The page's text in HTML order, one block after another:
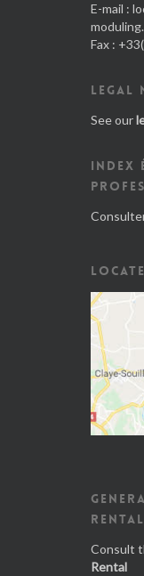
E-mail :
Fax :
LEGAL
See our
INDEX
RENTAL
Consult
Rental